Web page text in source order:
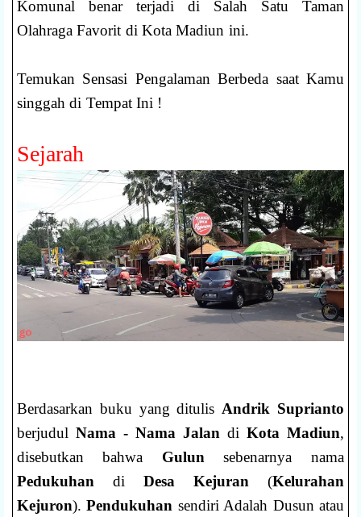
Komunal benar terjadi di Salah Satu Taman
Olahraga Favorit di Kota Madiun ini.
Temukan Sensasi Pengalaman Berbeda saat Kamu
singgah di Tempat Ini !
Sejarah
Berdasarkan buku yang ditulis Andrik Suprianto
berjudul Nama - Nama Jalan di Kota Madiun,
disebutkan bahwa Gulun sebenarnya nama
Pedukuhan di Desa Kejuran (Kelurahan
Kejuron).Pendukuhan sendiri Adalah Dusun atau